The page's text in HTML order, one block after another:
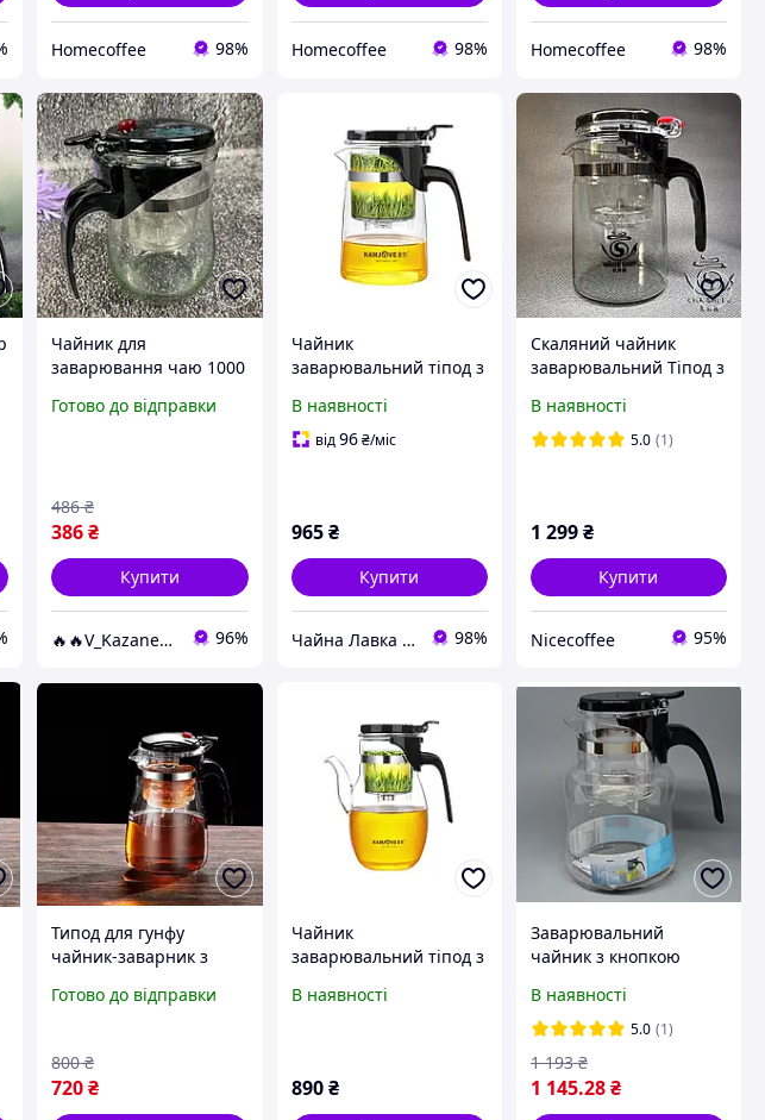
Homecoffee 98% Homecoffee 98% Homecoffee 98%
Чайник для
заварювання чаю 1000
Заварник скляний із
Готово до відправки
386₴
486 ₴
Купити
🔥🔥V_Kazane🔥🔥 96%
Чайник
заварювальний тіпод з
К-201 500 мл
В наявності
від96 ₴/міс
965 ₴
Купити
Чайна Лавка "Tea warrior" teawarrior.ua 98%
Скаляний чайник
заварювальний Тіпод з
В наявності
5.0 (1)
1 299₴
Купити
Nicecoffee 95%
Типод для гунфу
чайник-заварник з
1000мл
Готово до відправки
720₴
800 ₴
Чайник
заварювальний тіпод з
K-207 900 мл
В наявності
890 ₴
Заварювальний
чайник з кнопкою
(KAMJOVE) об'єм 900 мл.
(KAMJOVE) об'єм 900 мл
A-15
В наявності
5.0 (1)
1 145.28₴
1 193 ₴